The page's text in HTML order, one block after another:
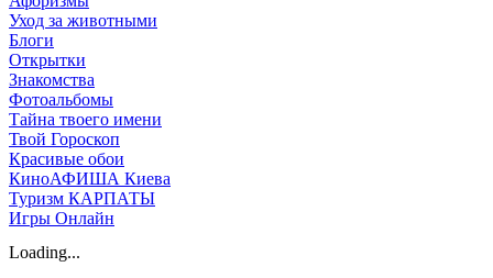
Уход за животными
Блоги
Открытки
Знакомства
Фотоальбомы
Тайна твоего имени
Твой Гороскоп
Красивые обои
КиноАФИША Киева
Туризм КАРПАТЫ
Игры Онлайн
Loading...